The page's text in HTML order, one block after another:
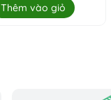
Thêm vào giỏ